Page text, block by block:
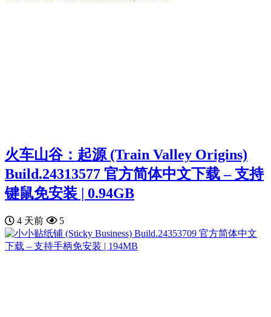
火车山谷：起源 (Train Valley Origins)
Build.24313577 官方简体中文下载 – 支持
键鼠免安装 | 0.94GB
4 天前 5